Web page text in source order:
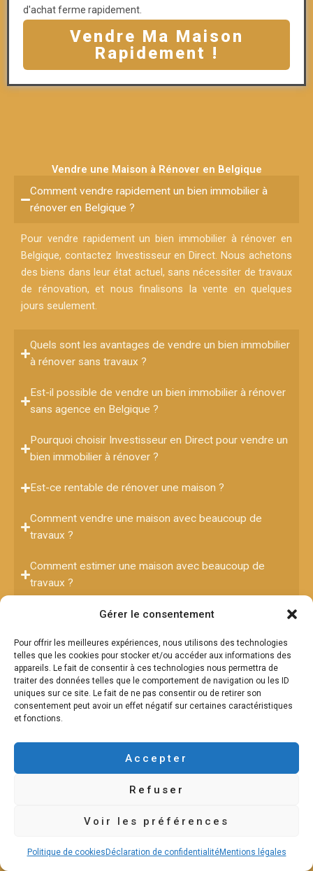
Gérer le consentement
Pour offrir les meilleures expériences, nous utilisons des technologies
telles que les cookies pour stocker et/ou accéder aux informations des
appareils. Le fait de consentir à ces technologies nous permettra de
traiter des données telles que le comportement de navigation ou les ID
uniques sur ce site. Le fait de ne pas consentir ou de retirer son
consentement peut avoir un effet négatif sur certaines caractéristiques
et fonctions.
Accepter
Refuser
Voir les préférences
Politique de cookies Déclaration de confidentialitéMentions légales
d'achat ferme rapidement.
Vendre Ma Maison
Rapidement !
Vendre une Maison à Rénover en Belgique
Comment vendre rapidement un bien immobilier à
rénover en Belgique ?
Pour vendre rapidement un bien immobilier à rénover en
Belgique, contactez Investisseur en Direct. Nous achetons
des biens dans leur état actuel, sans nécessiter de travaux
de rénovation, et nous finalisons la vente en quelques
jours seulement.
Quels sont les avantages de vendre un bien immobilier
à rénover sans travaux ?
Est-il possible de vendre un bien immobilier à rénover
sans agence en Belgique ?
Pourquoi choisir Investisseur en Direct pour vendre un
bien immobilier à rénover ?
Est-ce rentable de rénover une maison ?
Comment vendre une maison avec beaucoup de
travaux ?
Comment estimer une maison avec beaucoup de
travaux ?
Quelle rénovation augmente la valeur d'une maison ?
Quel budget pour rénover une maison de 100m2 ?
Vendre immobilier rapidement en Belgique
Vendre immobilier avec un mauvais PEB en Belgique
Vendre immobilier insalubre en Belgique